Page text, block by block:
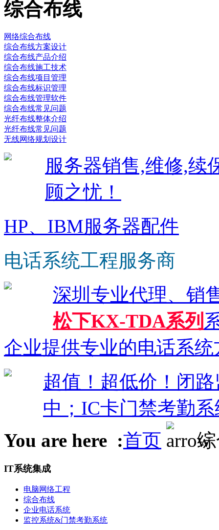
综合布线
网络综合布线
综合布线方案设计
综合布线产品介绍
综合布线施工技术
综合布线项目管理
综合布线标识管理
综合布线管理软件
综合布线常见问题
光纤布线整体介绍
光纤布线常见问题
无线网络规划设计
服务器销售,维修,续
顾之忧！
HP、IBM服务器配件
电话系统工程服务商
深圳专业代理、销
松下KX-TDA系列
企业提供专业的电话系
超值！超低价！闭
中；IC卡门禁考勤
You are here :首页 综
IT系统集成
电脑网络工程
综合布线
企业电话系统
监控系统&门禁考勤系统